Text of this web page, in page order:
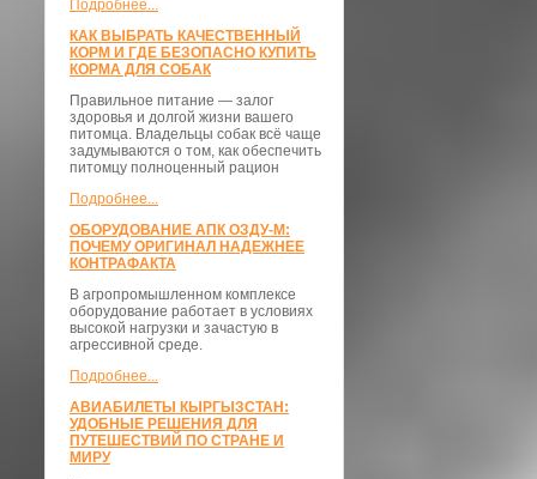
Подробнее...
КАК ВЫБРАТЬ КАЧЕСТВЕННЫЙ
КОРМ И ГДЕ БЕЗОПАСНО КУПИТЬ
КОРМА ДЛЯ СОБАК
Правильное питание — залог
здоровья и долгой жизни вашего
питомца. Владельцы собак всё чаще
задумываются о том, как обеспечить
питомцу полноценный рацион
Подробнее...
ОБОРУДОВАНИЕ АПК ОЗДУ-М:
ПОЧЕМУ ОРИГИНАЛ НАДЕЖНЕЕ
КОНТРАФАКТА
В агропромышленном комплексе
оборудование работает в условиях
высокой нагрузки и зачастую в
агрессивной среде.
Подробнее...
АВИАБИЛЕТЫ КЫРГЫЗСТАН:
УДОБНЫЕ РЕШЕНИЯ ДЛЯ
ПУТЕШЕСТВИЙ ПО СТРАНЕ И
МИРУ